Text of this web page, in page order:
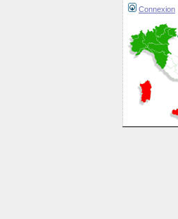
Connexion